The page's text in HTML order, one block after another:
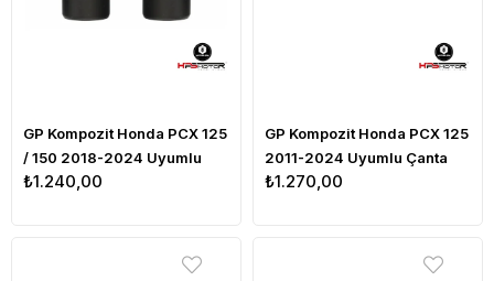
GP Kompozit Honda PCX 125
/ 150 2018-2024 Uyumlu
Egzoz Koruma Takozu Siyah
₺1.240,00
GP Kompozit Honda PCX 125
2011-2024 Uyumlu Çanta
Demiri Siyah
₺1.270,00